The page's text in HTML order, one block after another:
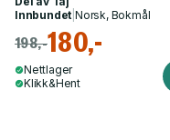
Innbundet |Norsk, Bokmål
198,-180,-
Nettlager
Klikk&Hent